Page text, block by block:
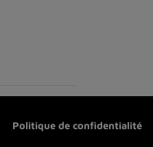
Politique de confidentialité